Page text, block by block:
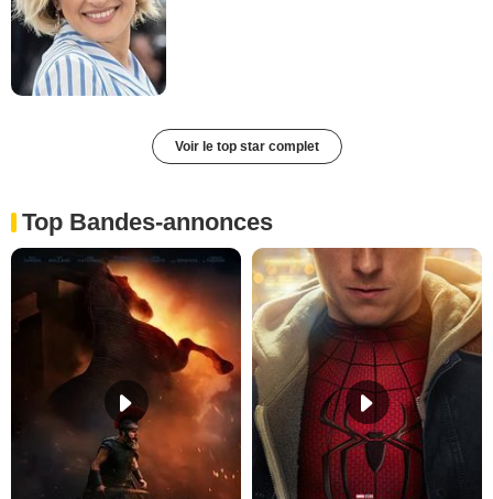
Voir le top star complet
Top Bandes-annonces